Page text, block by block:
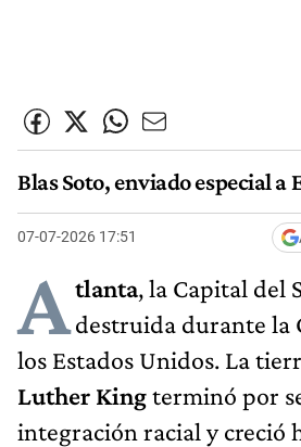
Blas Soto, enviado especial a
07-07-2026 17:51
Atlanta, la Capital del
destruida durante la
los Estados Unidos. La
Luther Kingterminó por
integración racial y creció